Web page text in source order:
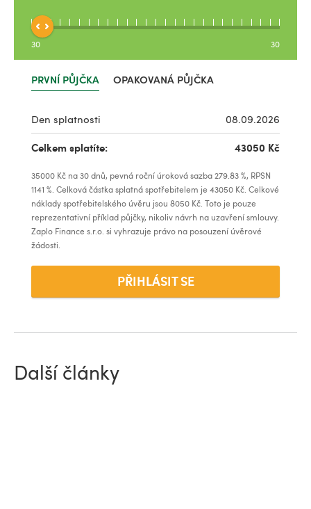
30 30
PRVNÍ PŮJČKA OPAKOVANÁ PŮJČKA
Den splatnosti 08.09.2026
Celkem splatíte: 43050 Kč
35000 Kč na30dnů, pevná roční úroková sazba279.83%, RPSN
1141 %. Celková částka splatná spotřebitelem je 43050 Kč. Celkové
náklady spotřebitelského úvěru jsou 8050 Kč. Toto je pouze
reprezentativní příklad půjčky, nikoliv návrh na uzavření smlouvy.
Zaplo Finance s.r.o. si vyhrazuje právo na posouzení úvěrové
žádosti.
PŘIHLÁSIT SE
Další články